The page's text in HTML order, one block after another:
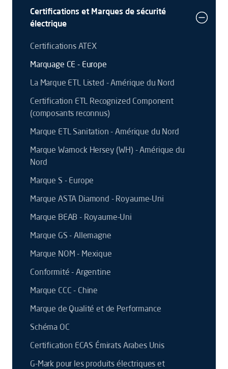
Certifications et Marques de sécurité
électrique
Certifications ATEX
Marquage CE - Europe
La Marque ETL Listed - Amérique du Nord
Certification ETL Recognized Component
(composants reconnus)
Marque ETL Sanitation - Amérique du Nord
Marque Warnock Hersey (WH) - Amérique du
Nord
Marque S - Europe
Marque ASTA Diamond - Royaume-Uni
Marque BEAB - Royaume-Uni
Marque GS - Allemagne
Marque NOM - Mexique
Conformité - Argentine
Marque CCC - Chine
Marque de Qualité et de Performance
Schéma OC
Certification ECAS Émirats Arabes Unis
G-Mark pour les produits électriques et